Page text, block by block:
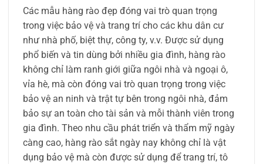
Các mẫu hàng rào đẹp đóng vai trò quan trọng
trong việc bảo vệ và trang trí cho các khu dân cư
như nhà phố, biệt thự, công ty, v.v. Được sử dụng
phổ biến và tin dùng bởi nhiều gia đình, hàng rào
không chỉ làm ranh giới giữa ngôi nhà và ngoại ô,
vỉa hè, mà còn đóng vai trò quan trọng trong việc
bảo vệ an ninh và trật tự bên trong ngôi nhà, đảm
bảo sự an toàn cho tài sản và mỗi thành viên trong
gia đình. Theo nhu cầu phát triển và thẩm mỹ ngày
càng cao, hàng rào sắt ngày nay không chỉ là vật
dụng bảo vệ mà còn được sử dụng để trang trí, tô